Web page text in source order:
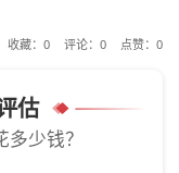
收藏： 0 评论： 0 点赞： 0
估
少钱？